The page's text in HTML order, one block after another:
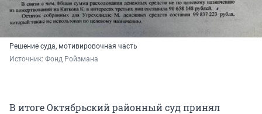
Решение суда, мотивировочная часть
Источник: Фонд Ройзмана
В итоге Октябрьский районный суд принял